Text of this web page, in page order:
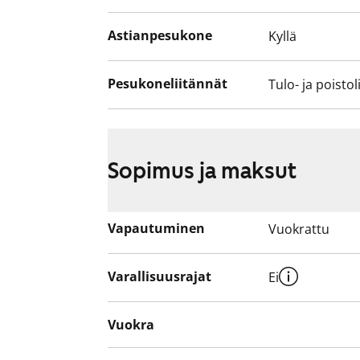
Astianpesukone Kyllä
Pesukoneliitännät Tulo- ja
Sopimus ja maksut
Vapautuminen Vuokrattu
Varallisuusrajat Ei
Vuokra